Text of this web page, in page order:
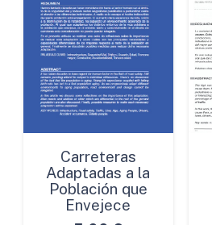
Carreteras
Adaptadas a la
Población que
Envejece